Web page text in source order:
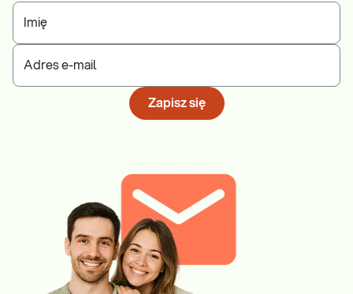
Imię
Adres e-mail
Zapisz się